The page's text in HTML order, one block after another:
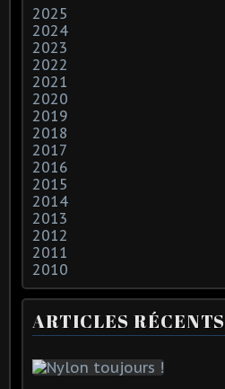
2025
2024
2023
2022
2021
2020
2019
2018
2017
2016
2015
2014
2013
2012
2011
2010
ARTICLES RÉCENTS